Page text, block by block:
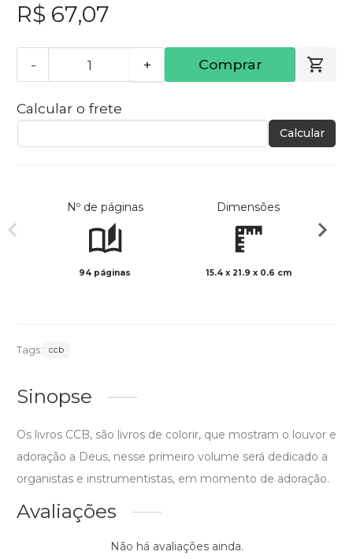
R$ 67,07
- + Comprar
Calcular o frete
Calcular
Nº de páginas
94 páginas
Dimensões
15.4 x 21.9 x 0.6 cm
Tags: ccb
Sinopse
Os livros CCB, são livros de colorir, que mostram o louvor e
adoração a Deus, nesse primeiro volume será dedicado a
organistas e instrumentistas, em momento de adoração.
Avaliações
Não há avaliações ainda.